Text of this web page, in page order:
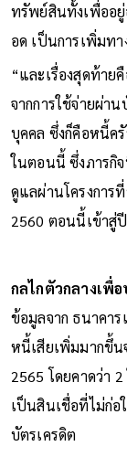
ทรัพย์สินทั้งเพื่ออ
อด เป็นการเพิ่มท
“และเรื่องสุดท้า
จากการใช้จ่ายผ่า
บุคคล ซึ่งก็คือหนี้ค
ในตอนนี้ ซึ่งภารกิ
ดูแลผ่านโครงการ
2560 ตอนนี้เข้าสู่
กลไกตัวกลางเพื่
ข้อมูลจาก ธนาคา
หนี้เสียเพิ่มมากขึ้
2565 โดยคาดว่า
เป็นสินเชื่อที่ไม่ก่อ
บัตรเครดิต